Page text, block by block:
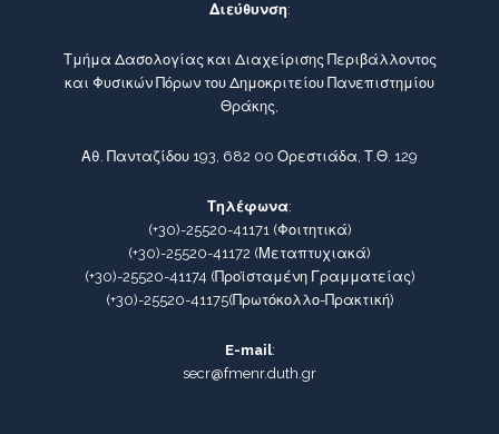
Διεύθυνση:
Τμήμα Δασολογίας και Διαχείρισης Περιβάλλοντος
και Φυσικών Πόρων του Δημοκριτείου Πανεπιστημίου
Θράκης,
Αθ. Πανταζίδου 193, 682 00 Ορεστιάδα, Τ.Θ. 129
Τηλέφωνα:
(+30)-25520-41171 (Φοιτητικά)
(+30)-25520-41172 (Μεταπτυχιακά)
(+30)-25520-41174 (Προϊσταμένη Γραμματείας)
(+30)-25520-41175(Πρωτόκολλο-Πρακτική)
E-mail:
secr@fmenr.duth.gr